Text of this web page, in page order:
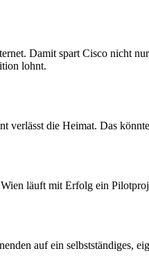
Damit spart Cisco nicht
lohnt.
verlässt die Heimat. Das
läuft mit Erfolg ein
auf ein selbstständiges,